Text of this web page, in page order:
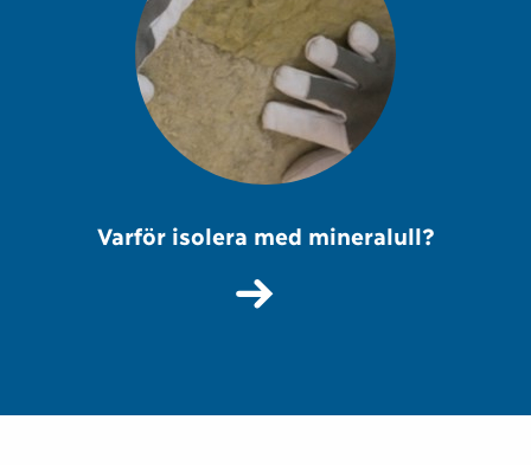
Varför isolera med mineralull?